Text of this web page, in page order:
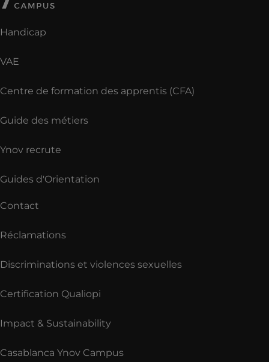
Handicap
VAE
Centre de formation des apprentis (CFA)
Guide des métiers
Ynov recrute
Guides d'Orientation
Contact
Réclamations
Discriminations et violences sexuelles
Certification Qualiopi
Impact & Sustainability
Casablanca Ynov Campus